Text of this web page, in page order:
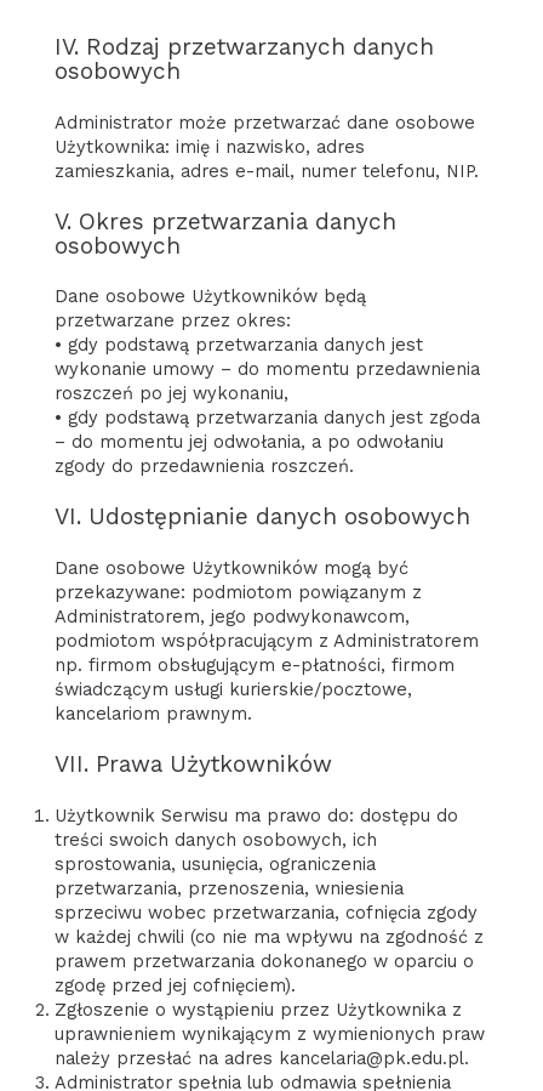
IV. Rodzaj przetwarzanych danych
osobowych
Administrator może przetwarzać dane osobowe
Użytkownika: imię i nazwisko, adres
zamieszkania, adres e-mail, numer telefonu, NIP.
V. Okres przetwarzania danych
osobowych
Dane osobowe Użytkowników będą
przetwarzane przez okres:
• gdy podstawą przetwarzania danych jest
wykonanie umowy – do momentu przedawnienia
roszczeń po jej wykonaniu,
• gdy podstawą przetwarzania danych jest zgoda
– do momentu jej odwołania, a po odwołaniu
zgody do przedawnienia roszczeń.
VI. Udostępnianie danych osobowych
Dane osobowe Użytkowników mogą być
przekazywane: podmiotom powiązanym z
Administratorem, jego podwykonawcom,
podmiotom współpracującym z Administratorem
np. firmom obsługującym e-płatności, firmom
świadczącym usługi kurierskie/pocztowe,
kancelariom prawnym.
VII. Prawa Użytkowników
Użytkownik Serwisu ma prawo do: dostępu do
treści swoich danych osobowych, ich
sprostowania, usunięcia, ograniczenia
przetwarzania, przenoszenia, wniesienia
sprzeciwu wobec przetwarzania, cofnięcia zgody
w każdej chwili (co nie ma wpływu na zgodność z
prawem przetwarzania dokonanego w oparciu o
zgodę przed jej cofnięciem).
Zgłoszenie o wystąpieniu przez Użytkownika z
uprawnieniem wynikającym z wymienionych praw
należy przesłać na adres kancelaria@pk.edu.pl.
Administrator spełnia lub odmawia spełnienia